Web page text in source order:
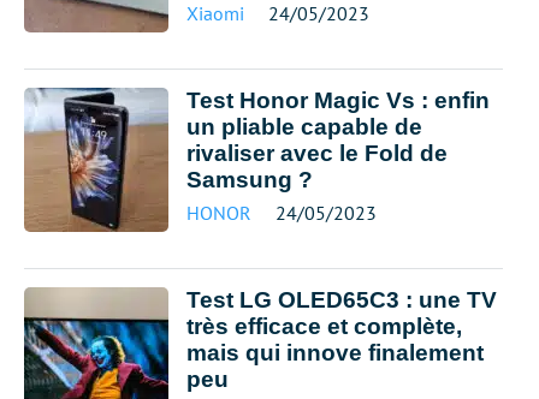
Xiaomi 24/05/2023
Test Honor Magic Vs : enfin
un pliable capable de
rivaliser avec le Fold de
Samsung ?
HONOR 24/05/2023
Test LG OLED65C3 : une TV
très efficace et complète,
mais qui innove finalement
peu